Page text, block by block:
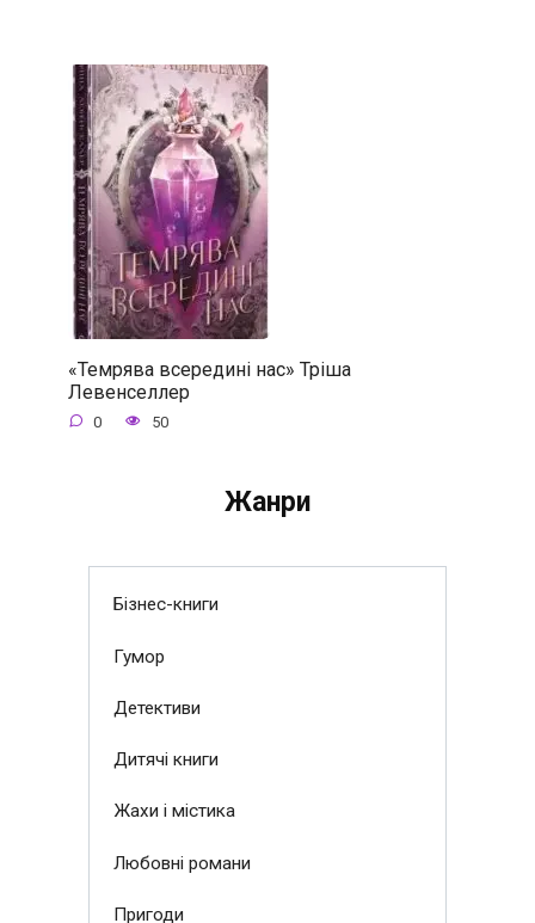
«Темрява всередині нас» Тріша
Левенселлер
0 50
Жанри
Бізнес-книги
Гумор
Детективи
Дитячі книги
Жахи і містика
Любовні романи
Пригоди